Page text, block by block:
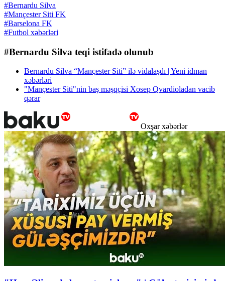
#Bernardu Silva
#Mançester Siti FK
#Barselona FK
#Futbol xəbərləri
#Bernardu Silva teqi istifadə olunub
Bernardu Silva “Mançester Siti” ilə vidalaşdı | Yeni idman
xəbərləri
"Mançester Siti"nin baş məşqçisi Xosep Qvardioladan vacib
qərar
Oxşar xəbərlər